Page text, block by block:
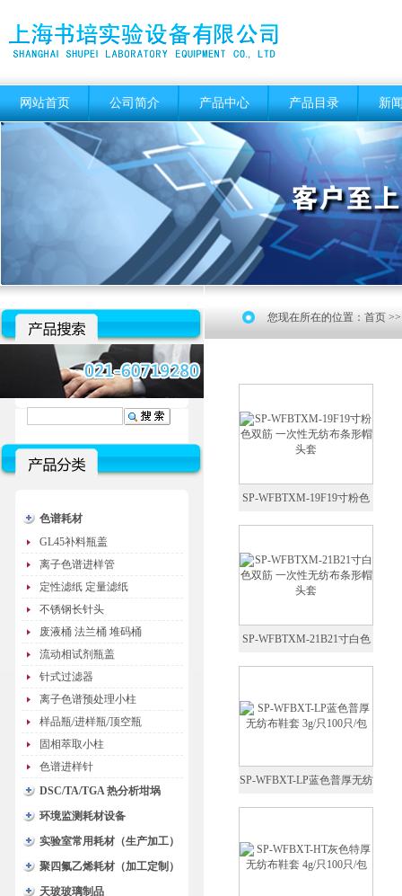
网站首页 公司简介 产品中心 产品目录 新
色谱耗材
GL45补料瓶盖
离子色谱进样管
定性滤纸 定量滤纸
不锈钢长针头
废液桶 法兰桶 堆码桶
流动相试剂瓶盖
针式过滤器
离子色谱预处理小柱
样品瓶/进样瓶/顶空瓶
固相萃取小柱
色谱进样针
DSC/TA/TGA 热分析坩埚
环境监测耗材设备
实验室常用耗材（生产加工）
聚四氟乙烯耗材（加工定制）
天玻玻璃制品
您现在所在的位置： 首页
SP-WFBTXM-19F19寸粉色
双筋 一次性无纺布条形帽 头
SP-WFBTXM-21B21寸白色
双筋 一次性无纺布条形帽 头
SP-WFBXT-LP蓝色普厚无纺
布鞋套 3g/只100只/包